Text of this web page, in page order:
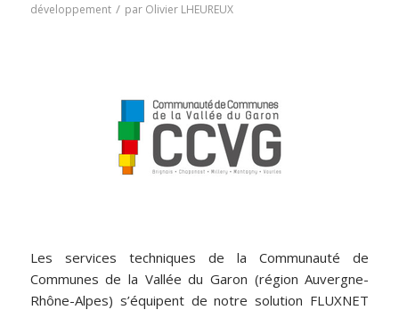
développement / par Olivier LHEUREUX
Les services techniques de la Communauté de
Communes de la Vallée du Garon (région Auvergne-
Rhône-Alpes) s’équipent de notre solution FLUXNET